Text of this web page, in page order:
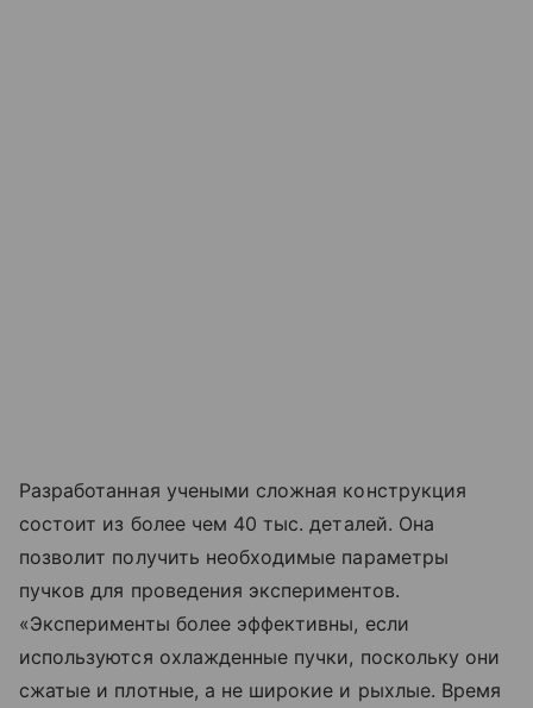
Разработанная учеными сложная конструкция
состоит из более чем 40 тыс. деталей. Она
позволит получить необходимые параметры
пучков для проведения экспериментов.
«Эксперименты более эффективны, если
используются охлажденные пучки, поскольку они
сжатые и плотные, а не широкие и рыхлые. Время